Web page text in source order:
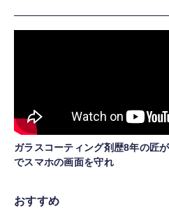
ガラスコーティング剤歴8年の匠
でスマホの画面を守れ
おすすめ